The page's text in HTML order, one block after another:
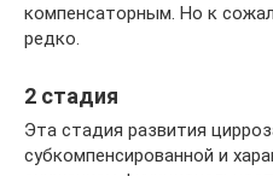
компенсаторным. Но к
редко.
2 стадия
Эта стадия развития
субкомпенсированной и